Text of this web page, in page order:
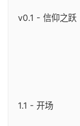
v0.1 - 信仰之跃
1.1 - 开场